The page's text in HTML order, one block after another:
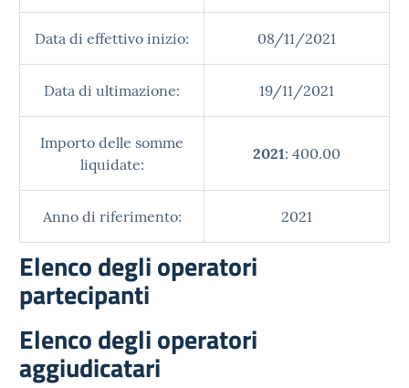
Data di effettivo inizio: 08/11/2021
Data di ultimazione: 19/11/2021
Importo delle somme
liquidate:
2021: 400.00
Anno di riferimento: 2021
Elenco degli operatori
partecipanti
Elenco degli operatori
aggiudicatari